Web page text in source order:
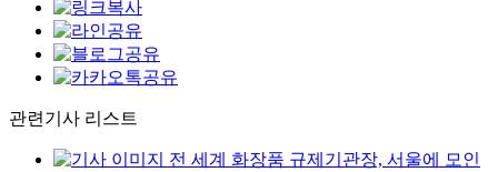
관련기사 리스트
전 세계 화장품 규제기관장, 서울에 모인